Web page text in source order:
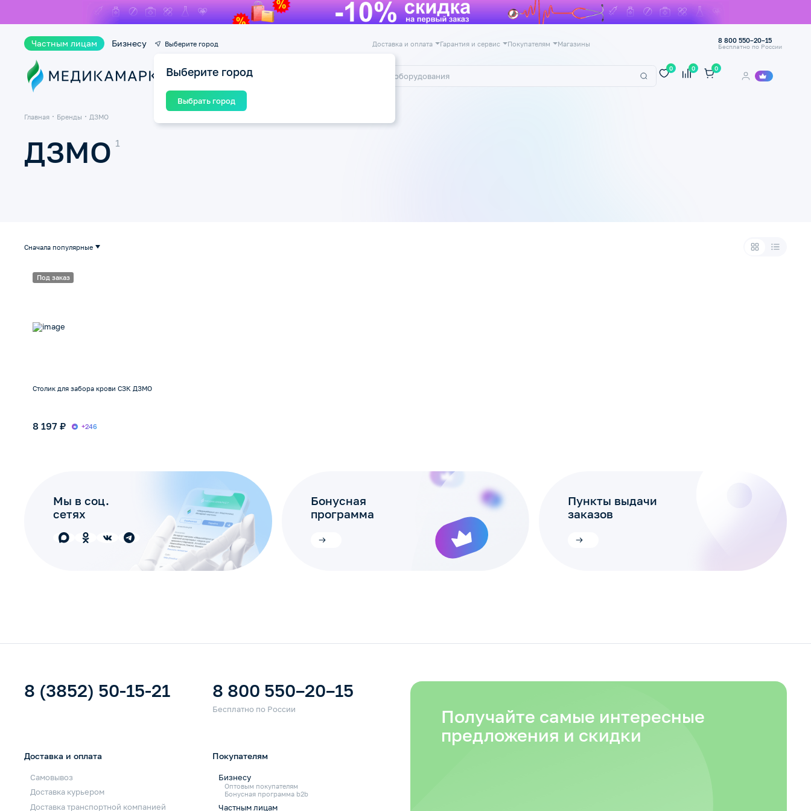
Частным лицам Бизнесу Выберите город
Выберите город
Выбрать город
Доставка и оплата Гарантия и сервис Покупателям Магазины 8 800 550–20–15
Бесплатно по России
Каталог
0 0 0
Главная Бренды ДЗМО
ДЗМО
Сначала популярные
Под заказ
Столик для забора крови СЗК ДЗМО
8 197 ₽ +246
Мы в соц.
сетях
Бонусная
программа
Пункты выдачи
заказов
8 (3852) 50-15-21 8 800 550–20–15
Доставка и оплата
Самовывоз
Доставка курьером
Доставка транспортной компанией
Покупателям
Бизнесу
Оптовым покупателям
Бонусная программа b2b
Частным лицам
Получайте самые интересные
предложения и скидки